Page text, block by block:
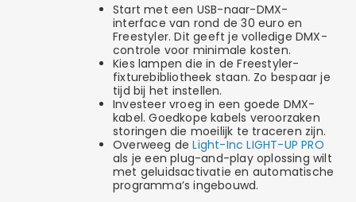
Start met een USB-naar-DMX-
interface van rond de 30 euro en
Freestyler. Dit geeft je volledige DMX-
controle voor minimale kosten.
Kies lampen die in de Freestyler-
fixturebibliotheek staan. Zo bespaar je
tijd bij het instellen.
Investeer vroeg in een goede DMX-
kabel. Goedkope kabels veroorzaken
storingen die moeilijk te traceren zijn.
Overweeg deLight-Inc LIGHT-UP PRO
als je een plug-and-play oplossing wilt
met geluidsactivatie en automatische
programma’s ingebouwd.